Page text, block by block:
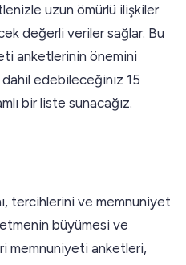
uzun ömürlü ilişkiler
değerli veriler sağlar. Bu
anketlerinin önemini
edebileceğiniz 15
bir liste sunacağız.
tercihlerini ve memnuniyet
büyümesi ve
memnuniyeti anketleri,